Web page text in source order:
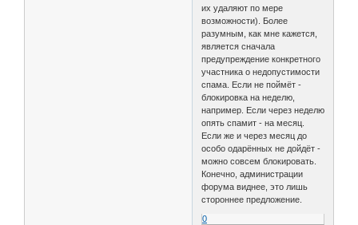
их удаляют по мере
возможности). Более
разумным, как мне кажется,
является сначала
предупреждение конкретного
участника о недопустимости
спама. Если не поймёт -
блокировка на неделю,
например. Если через неделю
опять спамит - на месяц.
Если же и через месяц до
особо одарённых не дойдёт -
можно совсем блокировать.
Конечно, администрации
форума виднее, это лишь
стороннее предложение.
0